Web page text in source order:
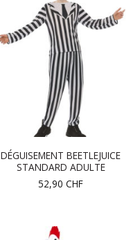
DÉGUISEMENT BEETLEJUICE
STANDARD ADULTE
52,90 CHF